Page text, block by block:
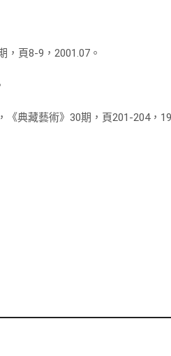
頁8-9，2001.07。
典藏藝術》30期，頁201-204，